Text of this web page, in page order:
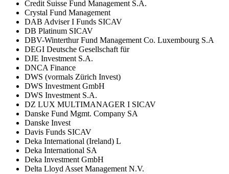
Credit Suisse Fund Management S.A.
Crystal Fund Management
DAB Adviser I Funds SICAV
DB Platinum SICAV
DBV-Winterthur Fund Management Co. Luxembourg S.A
DEGI Deutsche Gesellschaft für
DJE Investment S.A.
DNCA Finance
DWS (vormals Zürich Invest)
DWS Investment GmbH
DWS Investment S.A.
DZ LUX MULTIMANAGER I SICAV
Danske Fund Mgmt. Company SA
Danske Invest
Davis Funds SICAV
Deka International (Ireland) L
Deka International SA
Deka Investment GmbH
Delta Lloyd Asset Management N.V.